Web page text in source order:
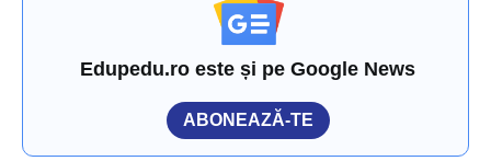
Edupedu.ro este și pe Google News
ABONEAZĂ-TE